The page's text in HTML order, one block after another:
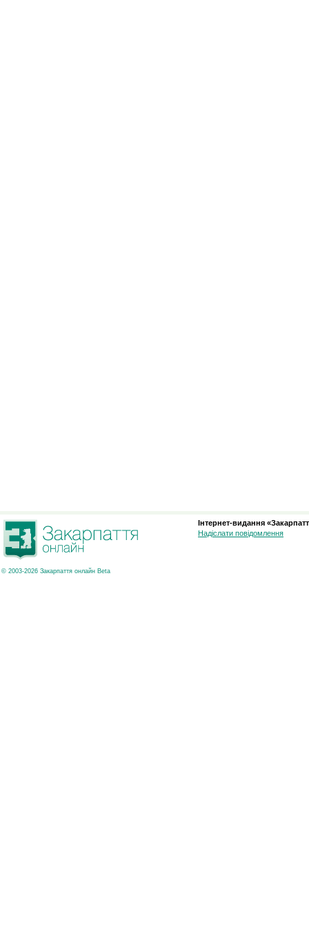
© 2003-2026 Закарпаття онлайн Beta
Інтернет-видання
Надіслати повідомлення